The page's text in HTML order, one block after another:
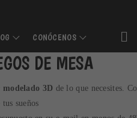
CONÓCENOS
DE MESA
modelado 3D de lo que necesites.
sueños